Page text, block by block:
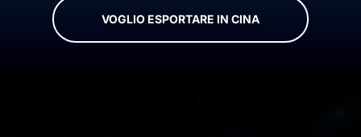
VOGLIO ESPORTARE IN CINA